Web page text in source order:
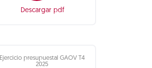
Descargar pdf
Ejercicio presupuestal GAOV T4
2025